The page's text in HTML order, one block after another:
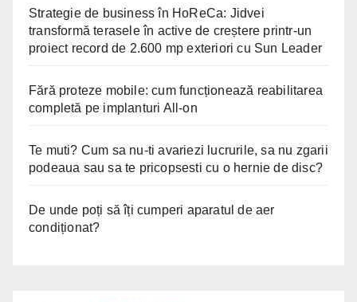
Strategie de business în HoReCa: Jidvei
transformă terasele în active de creștere printr-un
proiect record de 2.600 mp exteriori cu Sun Leader
Fără proteze mobile: cum funcționează reabilitarea
completă pe implanturi All-on
Te muti? Cum sa nu-ti avariezi lucrurile, sa nu zgarii
podeaua sau sa te pricopsesti cu o hernie de disc?
De unde poți să îți cumperi aparatul de aer
condiționat?